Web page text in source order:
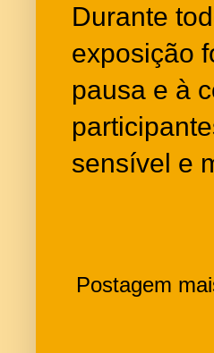
Durante
exposição
pausa e à
sensível e
Postagem